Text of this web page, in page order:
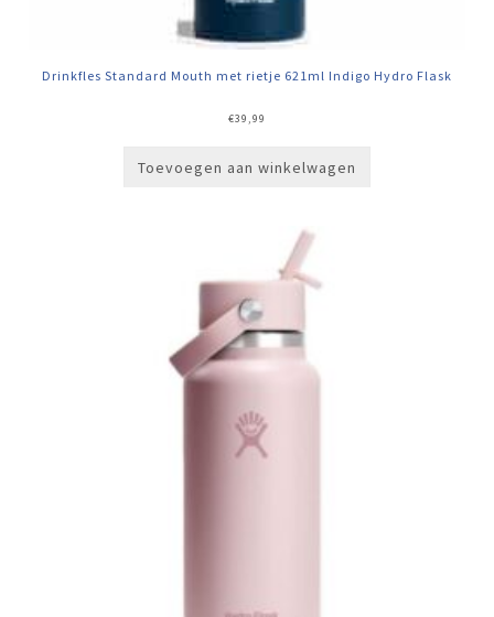
Drinkfles Standard Mouth met rietje 621ml Indigo Hydro Flask
€39,99
Toevoegen aan winkelwagen